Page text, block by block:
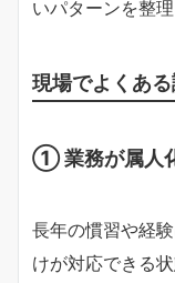
いパターンを整理
現場でよくあ
① 業務が属人
長年の慣習や経
けが対応できる